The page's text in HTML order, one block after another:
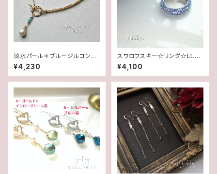
淡水パール✽ブルージルコン✽
コンビチェーンネックレス★
¥4,230
スワロフスキー☆リング☆Lt.サ
ファイヤ(16.5号)
¥4,100